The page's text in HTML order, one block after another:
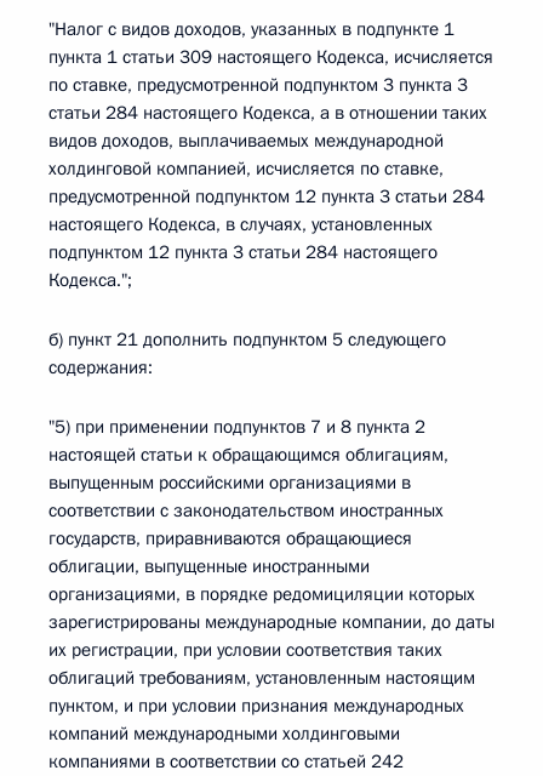
"Налог с видов доходов, указанных в подпункте 1
пункта 1 статьи 309 настоящего Кодекса, исчисляется
по ставке, предусмотренной подпунктом 3 пункта 3
статьи 284 настоящего Кодекса, а в отношении таких
видов доходов, выплачиваемых международной
холдинговой компанией, исчисляется по ставке,
предусмотренной подпунктом 12 пункта 3 статьи 284
настоящего Кодекса, в случаях, установленных
подпунктом 12 пункта 3 статьи 284 настоящего
Кодекса.";
б) пункт 21 дополнить подпунктом 5 следующего
содержания:
"5) при применении подпунктов 7 и 8 пункта 2
настоящей статьи к обращающимся облигациям,
выпущенным российскими организациями в
соответствии с законодательством иностранных
государств, приравниваются обращающиеся
облигации, выпущенные иностранными
организациями, в порядке редомициляции которых
зарегистрированы международные компании, до даты
их регистрации, при условии соответствия таких
облигаций требованиям, установленным настоящим
пунктом, и при условии признания международных
компаний международными холдинговыми
компаниями в соответствии со статьей 242